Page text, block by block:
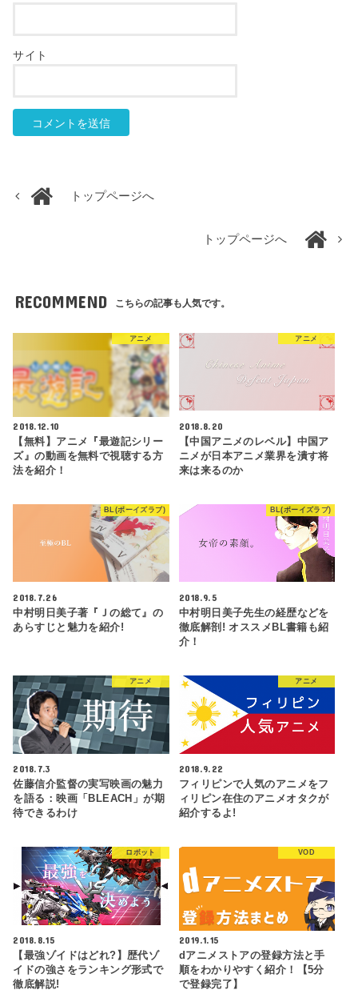
サイト
トップページへ
トップページへ
RECOMMEND こちらの記事も人気です。
アニメ
2018.12.10
【無料】アニメ『最遊記シリー
ズ』の動画を無料で視聴する方
法を紹介！
アニメ
2018.8.20
【中国アニメのレベル】中国ア
ニメが日本アニメ業界を潰す将
来は来るのか
BL(ボーイズラブ)
2018.7.26
中村明日美子著『Ｊの総て』の
あらすじと魅力を紹介!
BL(ボーイズラブ)
2018.9.5
中村明日美子先生の経歴などを
徹底解剖! オススメBL書籍も紹
介！
アニメ
2018.7.3
佐藤信介監督の実写映画の魅力
を語る：映画「BLEACH」が期
待できるわけ
アニメ
2018.9.22
フィリピンで人気のアニメをフ
ィリピン在住のアニメオタクが
紹介するよ!
ロボット
2018.8.15
【最強ゾイドはどれ?】歴代ゾ
イドの強さをランキング形式で
徹底解説!
VOD
2019.1.15
dアニメストアの登録方法と手
順をわかりやすく紹介！【5分
で登録完了】